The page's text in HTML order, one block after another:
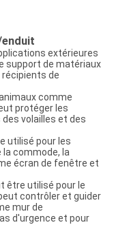
enduit
extérieures
support de matériaux
de
comme
protéger les
volailles et des
utilisé pour les
commode, la
écran de fenêtre et
être utilisé pour le
contrôler et guider
mur de
d'urgence et pour